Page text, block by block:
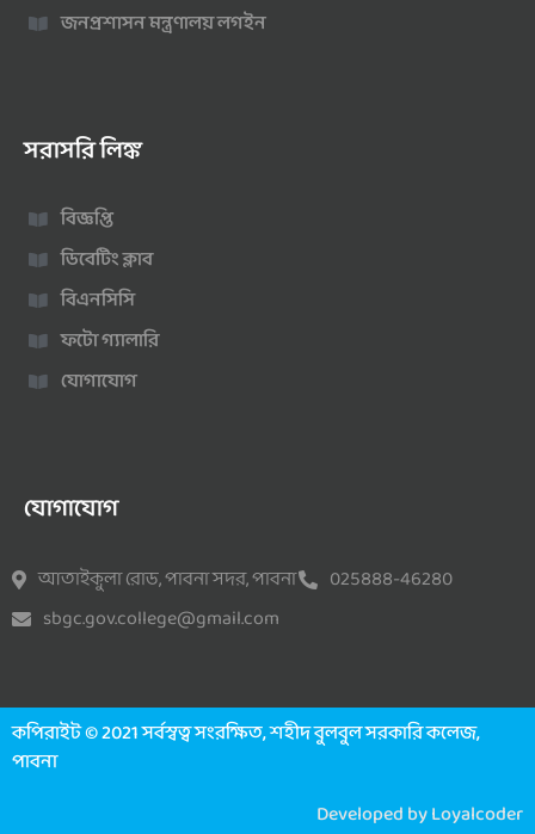
জনপ্রশাসন মন্ত্রণালয় লগইন
সরাসরি লিঙ্ক
বিজ্ঞপ্তি
ডিবেটিং ক্লাব
বিএনসিসি
ফটো গ্যালারি
যোগাযোগ
যোগাযোগ
আতাইকুলা রোড, পাবনা সদর, পাবনা
025888-46280
sbgc.gov.college@gmail.com
কপিরাইট © 2021 সর্বস্বত্ব সংরক্ষিত, শহীদ বুলবুল সরকারি কলেজ,
পাবনা
Developed by Loyalcoder